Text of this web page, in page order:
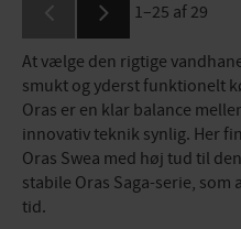
1–25 af 29
At vælge den rigtige
smukt og yderst funktionelt
Oras er en klar balance
innovativ teknik synlig. Her
Oras Swea med høj tud til
stabile Oras Saga-serie,
tid.